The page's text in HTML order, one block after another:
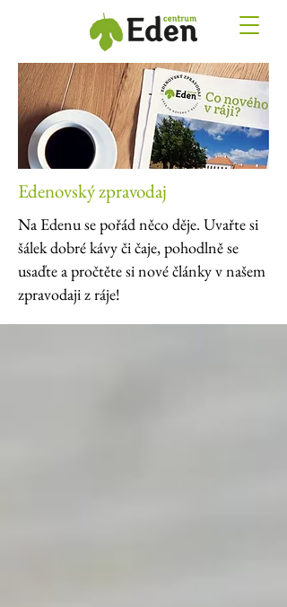
Edenovský zpravodaj
Na Edenu se pořád něco děje. Uvařte si
šálek dobré kávy či čaje, pohodlně se
usaďte a pročtěte si nové články v našem
zpravodaji z ráje!